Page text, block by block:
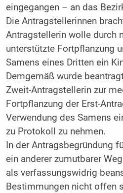
eingegangen – an das
Die Antragstellerinnen
Antragstellerin wolle durch
unterstützte Fortpflanzung
Samens eines Dritten ein
Demgemäß wurde
Zweit-Antragstellerin zur
Fortpflanzung der Erst-
Verwendung des Samens
zu Protokoll zu nehmen.
In der Antragsbegründung
ein anderer zumutbarer
als verfassungswidrig
Bestimmungen nicht offen